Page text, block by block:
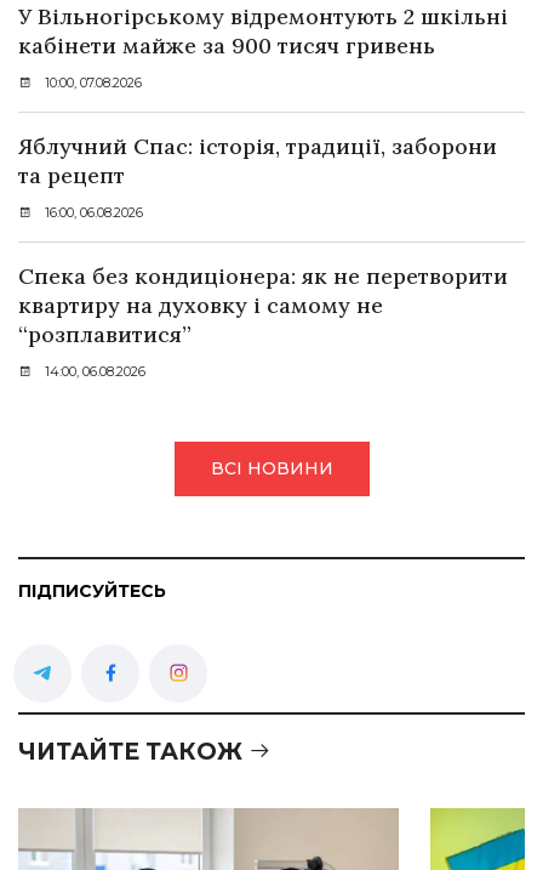
У Вільногірському відремонтують 2 шкільні
кабінети майже за 900 тисяч гривень
10:00, 07.08.2026
Яблучний Спас: історія, традиції, заборони
та рецепт
16:00, 06.08.2026
Спека без кондиціонера: як не перетворити
квартиру на духовку і самому не
“розплавитися”
14:00, 06.08.2026
ВСІ НОВИНИ
ПІДПИСУЙТЕСЬ
ЧИТАЙТЕ ТАКОЖ